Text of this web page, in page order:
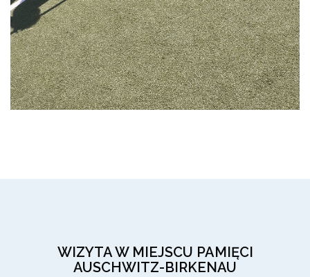
WIZYTA W MIEJSCU PAMIĘCI
AUSCHWITZ-BIRKENAU